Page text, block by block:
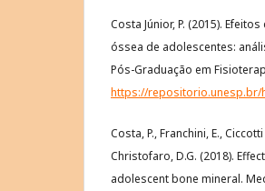
Costa Júnior, P. (2015).
óssea de adolescentes:
Pós-Graduação em
https://repositorio.unesp.br/
Costa, P., Franchini, E.,
Christofaro, D.G. (2018).
adolescent bone mineral.